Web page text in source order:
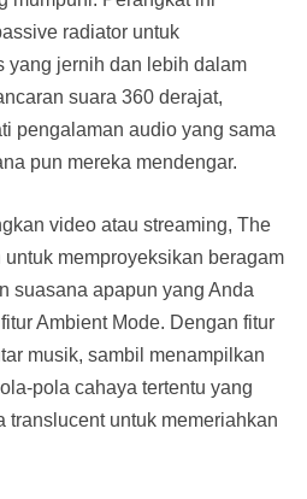
radiator untuk
yang jernih dan lebih dalam
suara 360 derajat,
pengalaman audio yang sama
pun mereka mendengar.
video atau streaming, The
memproyeksikan beragam
suasana apapun yang Anda
Ambient Mode. Dengan fitur
musik, sambil menampilkan
pola cahaya tertentu yang
translucent untuk memeriahkan